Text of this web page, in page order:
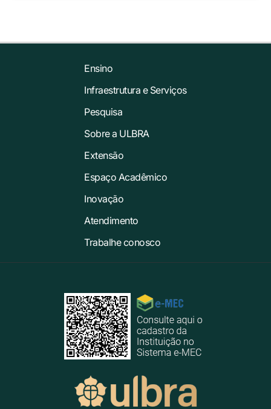
Ensino
Infraestrutura e Serviços
Pesquisa
Sobre a ULBRA
Extensão
Espaço Acadêmico
Inovação
Atendimento
Trabalhe conosco